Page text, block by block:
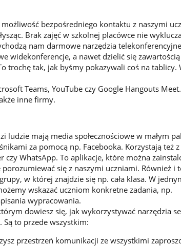
bezpośredniego kontaktu z naszymi
Brak zajęć w szkolnej placówce nie
nam darmowe narzędzia
widekonferencje, a nawet dzielić się zawartością
trochę tak, jak byśmy pokazywali coś na tablicy.
Teams, YouTube czy Google Hangouts
inne firmy.
ludzie mają media społecznościowe w małym
za pomocą np. Facebooka. Korzystają też z
WhatsApp. To aplikacje, które można
się z naszymi uczniami. Również i
w której znajdzie się np. cała klasa. W
wskazać uczniom konkretne zadania, np.
wypracowania.
dowiesz się, jak wykorzystywać narzędzia
Są to przede wszystkim:
przestrzeń komunikacji ze wszystkimi